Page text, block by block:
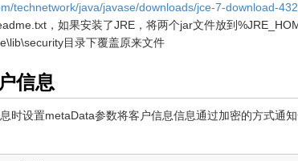
technetwork/java/javase/downloads/jce-7-download-
，如果安装了JRE，将两个jar文件放到
目录下覆盖原来文件
信息
时设置metaData参数将客户信息信息通过加密的方式通